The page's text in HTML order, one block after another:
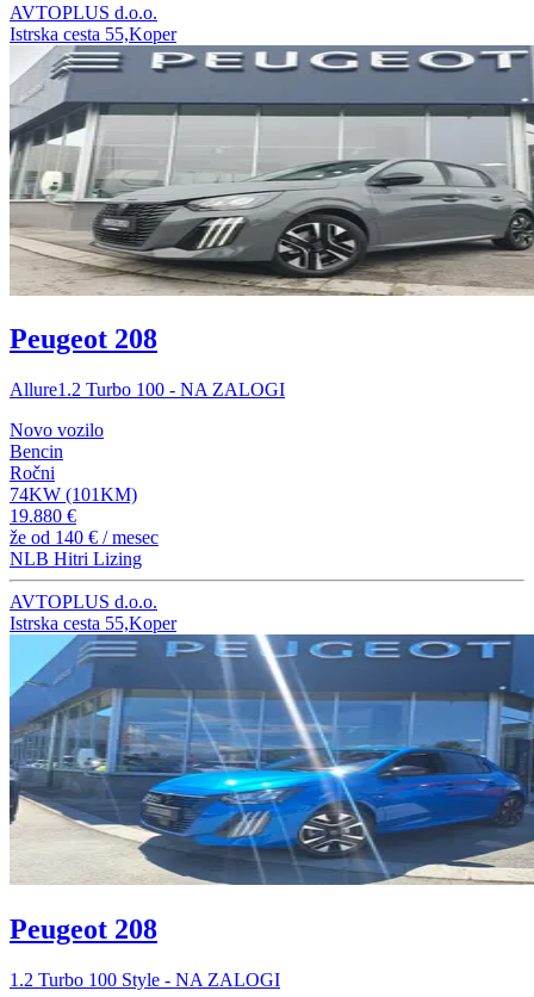
AVTOPLUS d.o.o.
Istrska cesta 55,Koper
Peugeot 208
Allure1.2 Turbo 100 - NA ZALOGI
Novo vozilo
Bencin
Ročni
74KW (101KM)
19.880 €
že od 140 € / mesec
NLB Hitri Lizing
AVTOPLUS d.o.o.
Istrska cesta 55,Koper
Peugeot 208
1.2 Turbo 100 Style - NA ZALOGI